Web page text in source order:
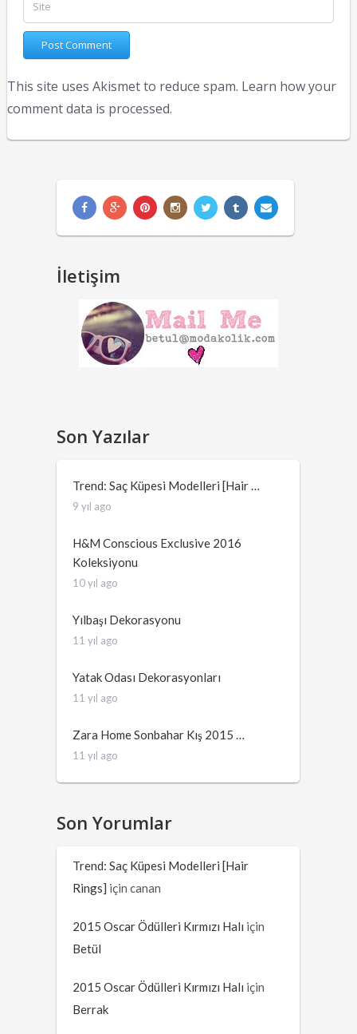
This site uses Akismet to reduce spam. Learn how your
comment data is processed.
İletişim
Son Yazılar
Trend: Saç Küpesi Modelleri [Hair …
9 yıl ago
H&M Conscious Exclusive 2016
Koleksiyonu
10 yıl ago
Yılbaşı Dekorasyonu
11 yıl ago
Yatak Odası Dekorasyonları
11 yıl ago
Zara Home Sonbahar Kış 2015 …
11 yıl ago
Son Yorumlar
Trend: Saç Küpesi Modelleri [Hair
Rings] içincanan
2015 Oscar Ödülleri Kırmızı Halı için
Betül
2015 Oscar Ödülleri Kırmızı Halı için
Berrak